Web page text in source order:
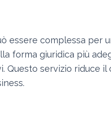
complessa per
forma giuridica più
Questo servizio riduce